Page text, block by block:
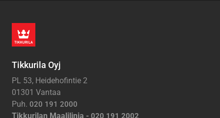
Tikkurila Oyj
PL 53, Heidehofintie 2
01301 Vantaa
Puh. 020 191 2000
Tikkurilan Maalilinja - 020 191 2002